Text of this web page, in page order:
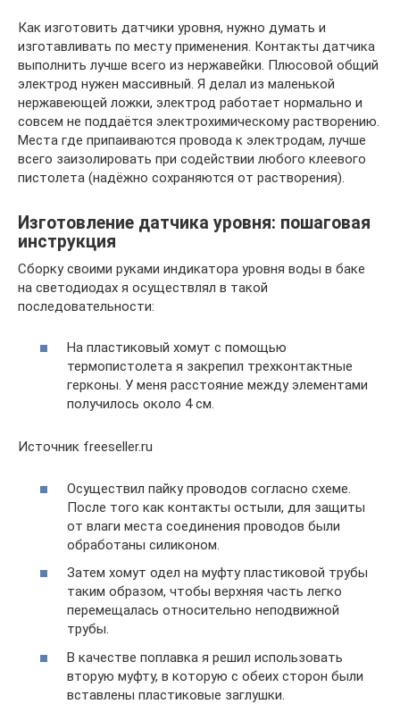
Как изготовить датчики уровня, нужно думать и
изготавливать по месту применения. Контакты датчика
выполнить лучше всего из нержавейки. Плюсовой общий
электрод нужен массивный. Я делал из маленькой
нержавеющей ложки, электрод работает нормально и
совсем не поддаётся электрохимическому растворению.
Места где припаиваются провода к электродам, лучше
всего заизолировать при содействии любого клеевого
пистолета (надёжно сохраняются от растворения).
Изготовление датчика уровня: пошаговая
инструкция
Сборку своими руками индикатора уровня воды в баке
на светодиодах я осуществлял в такой
последовательности:
На пластиковый хомут с помощью
термопистолета я закрепил трехконтактные
герконы. У меня расстояние между элементами
получилось около 4 см.
Источник freeseller.ru
Осуществил пайку проводов согласно схеме.
После того как контакты остыли, для защиты
от влаги места соединения проводов были
обработаны силиконом.
Затем хомут одел на муфту пластиковой трубы
таким образом, чтобы верхняя часть легко
перемещалась относительно неподвижной
трубы.
В качестве поплавка я решил использовать
вторую муфту, в которую с обеих сторон были
вставлены пластиковые заглушки.